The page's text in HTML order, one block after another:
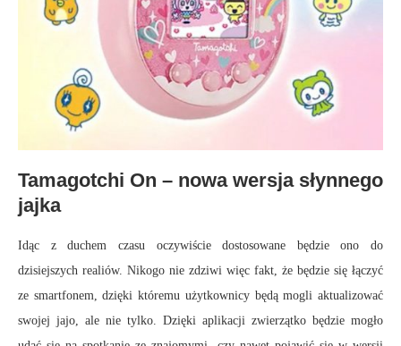
Tamagotchi On – nowa wersja słynnego
jajka
Idąc z duchem czasu oczywiście dostosowane będzie ono do
dzisiejszych realiów. Nikogo nie zdziwi więc fakt, że będzie się łączyć
ze smartfonem, dzięki któremu użytkownicy będą mogli aktualizować
swojej jajo, ale nie tylko. Dzięki aplikacji zwierzątko będzie mogło